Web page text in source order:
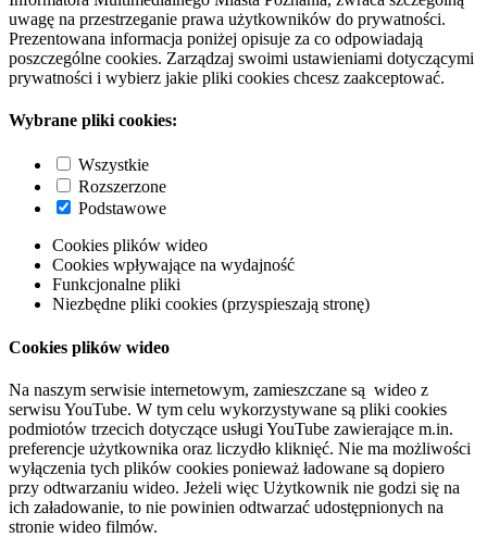
uwagę na przestrzeganie prawa użytkowników do prywatności.
Prezentowana informacja poniżej opisuje za co odpowiadają
poszczególne cookies. Zarządzaj swoimi ustawieniami dotyczącymi
prywatności i wybierz jakie pliki cookies chcesz zaakceptować.
Wybrane pliki cookies:
Wszystkie
Rozszerzone
Podstawowe
Cookies plików wideo
Cookies wpływające na wydajność
Funkcjonalne pliki
Niezbędne pliki cookies (przyspieszają stronę)
Cookies plików wideo
Na naszym serwisie internetowym, zamieszczane są wideo z
serwisu YouTube. W tym celu wykorzystywane są pliki cookies
podmiotów trzecich dotyczące usługi YouTube zawierające m.in.
preferencje użytkownika oraz liczydło kliknięć. Nie ma możliwości
wyłączenia tych plików cookies ponieważ ładowane są dopiero
przy odtwarzaniu wideo. Jeżeli więc Użytkownik nie godzi się na
ich załadowanie, to nie powinien odtwarzać udostępnionych na
stronie wideo filmów.